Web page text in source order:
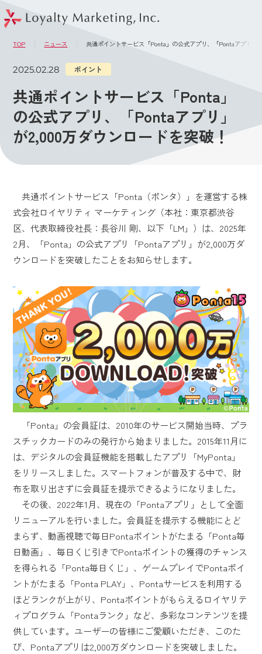
TOP ニュース 共通ポイントサービス「Ponta」の公式アプリ、「Pontaアプリ」
2025.02.28 ポイント
共通ポイントサービス「Ponta」
の公式アプリ、「Pontaアプリ」
が2,000万ダウンロードを突破！
共通ポイントサービス「Ponta（ポンタ）」を運営する株
式会社ロイヤリティ マーケティング（本社：東京都渋谷
区、代表取締役社長：長谷川 剛、以下「LM」）は、2025年
2月、「Ponta」の公式アプリ「Pontaアプリ」が2,000万ダ
ウンロードを突破したことをお知らせします。
「Ponta」の会員証は、2010年のサービス開始当時、プラ
スチックカードのみの発行から始まりました。2015年11月に
は、デジタルの会員証機能を搭載したアプリ「MyPonta」
をリリースしました。スマートフォンが普及する中で、財
布を取り出さずに会員証を提示できるようになりました。
その後、2022年1月、現在の「Pontaアプリ」として全面
リニューアルを行いました。会員証を提示する機能にとど
まらず、動画視聴で毎日Pontaポイントがたまる「Ponta毎
日動画」、毎日くじ引きでPontaポイントの獲得のチャンス
を得られる「Ponta毎日くじ」、ゲームプレイでPontaポイ
ントがたまる「Ponta PLAY」、Pontaサービスを利用する
ほどランクが上がり、Pontaポイントがもらえるロイヤリテ
ィプログラム「Pontaランク」など、多彩なコンテンツを提
供しています。ユーザーの皆様にご愛顧いただき、このた
び、Pontaアプリは2,000万ダウンロードを突破しました。